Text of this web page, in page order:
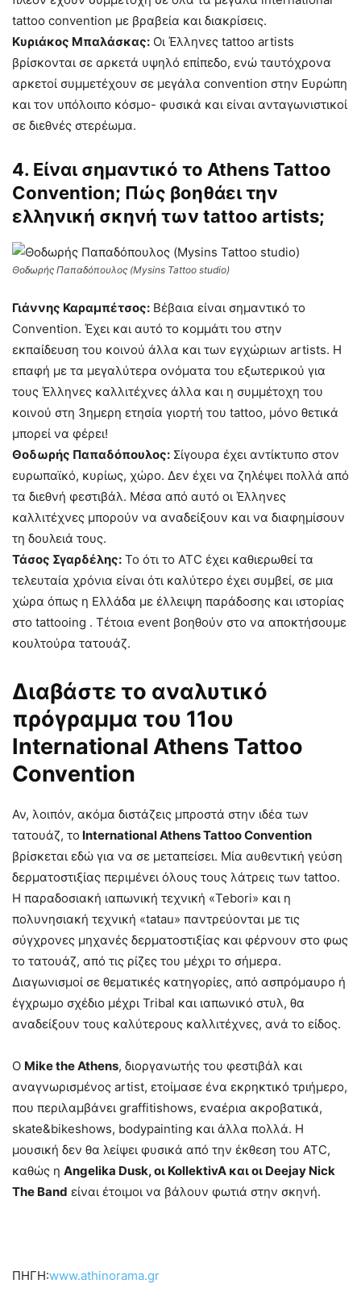
tattoo convention με βραβεία και διακρίσεις.
Κυριάκος Μπαλάσκας: Οι Έλληνες tattoo artists
βρίσκονται σε αρκετά υψηλό επίπεδο, ενώ ταυτόχρονα
αρκετοί συμμετέχουν σε μεγάλα convention στην Ευρώπη
και τον υπόλοιπο κόσμο- φυσικά και είναι ανταγωνιστικοί
σε διεθνές στερέωμα.
4. Είναι σημαντικό το Athens Tattoo
Convention; Πώς βοηθάει την
ελληνική σκηνή των tattoo artists;
Θοδωρής Παπαδόπουλος (Mysins Tattoo studio)
Γιάννης Καραμπέτσος: Βέβαια είναι σημαντικό το
Convention. Έχει και αυτό το κομμάτι του στην
εκπαίδευση του κοινού άλλα και των εγχώριων artists. Η
επαφή με τα μεγαλύτερα ονόματα του εξωτερικού για
τους Έλληνες καλλιτέχνες άλλα και η συμμέτοχη του
κοινού στη 3ημερη ετησία γιορτή του tattoo, μόνο θετικά
μπορεί να φέρει!
Θοδωρής Παπαδόπουλος: Σίγουρα έχει αντίκτυπο στον
ευρωπαϊκό, κυρίως, χώρο. Δεν έχει να ζηλέψει πολλά από
τα διεθνή φεστιβάλ. Μέσα από αυτό οι Έλληνες
καλλιτέχνες μπορούν να αναδείξουν και να διαφημίσουν
τη δουλειά τους.
Τάσος Σγαρδέλης: Το ότι το ATC έχει καθιερωθεί τα
τελευταία χρόνια είναι ότι καλύτερο έχει συμβεί, σε μια
χώρα όπως η Ελλάδα με έλλειψη παράδοσης και ιστορίας
στο tattooing . Τέτοια event βοηθούν στο να αποκτήσουμε
κουλτούρα τατουάζ.
Διαβάστε το αναλυτικό
πρόγραμμα του 11oυ
International Athens Tattoo
Convention
Αν, λοιπόν, ακόμα διστάζεις μπροστά στην ιδέα των
τατουάζ, το International Athens Tattoo Convention
βρίσκεται εδώ για να σε μεταπείσει. Μία αυθεντική γεύση
δερματοστιξίας περιμένει όλους τους λάτρεις των tattoo.
Η παραδοσιακή ιαπωνική τεχνική «Tebori» και η
πολυνησιακή τεχνική «tatau» παντρεύονται με τις
σύγχρονες μηχανές δερματοστιξίας και φέρνουν στο φως
το τατουάζ, από τις ρίζες του μέχρι το σήμερα.
Διαγωνισμοί σε θεματικές κατηγορίες, από ασπρόμαυρο ή
έγχρωμο σχέδιο μέχρι Tribal και ιαπωνικό στυλ, θα
αναδείξουν τους καλύτερους καλλιτέχνες, ανά το είδος.
Ο Mike the Athens, διοργανωτής του φεστιβάλ και
αναγνωρισμένος artist, ετοίμασε ένα εκρηκτικό τριήμερο,
που περιλαμβάνει graffitishows, εναέρια ακροβατικά,
skate&bikeshows, bodypainting και άλλα πολλά. Η
μουσική δεν θα λείψει φυσικά από την έκθεση του ATC,
καθώς η Angelika Dusk, οι KollektivA και οι Deejay Nick
The Band είναι έτοιμοι να βάλουν φωτιά στην σκηνή.
ΠΗΓΗ:www.athinorama.gr